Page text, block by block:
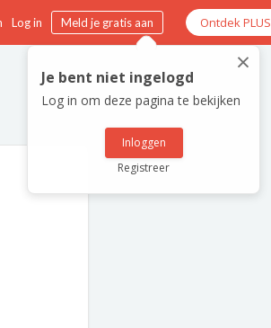
Log in Meld je gratis aan Ontdek PLUS
×
Je bent niet ingelogd
Log in om deze pagina te bekijken
Inloggen
Registreer